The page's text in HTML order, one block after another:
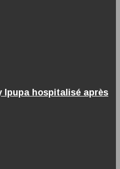
Ipupa hospitalisé après